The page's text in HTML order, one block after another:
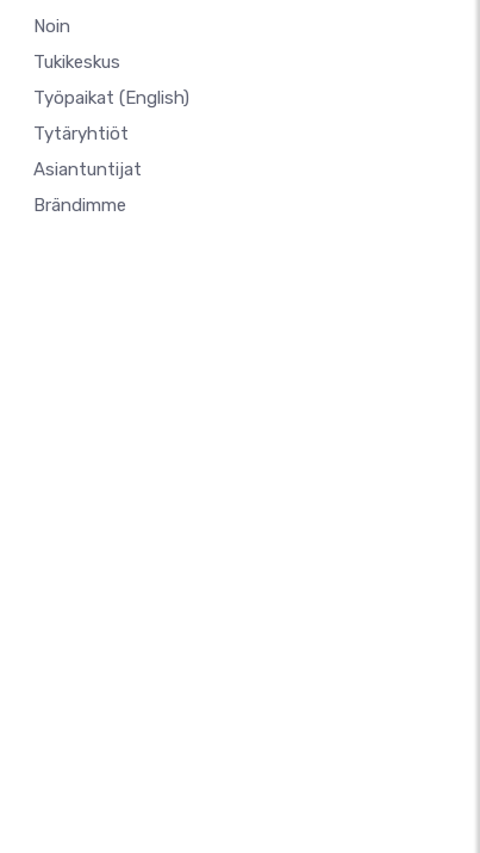
Noin
Tukikeskus
Työpaikat (English)
Tytäryhtiöt
Asiantuntijat
Brändimme